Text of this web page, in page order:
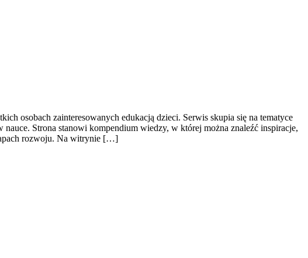
osobach zainteresowanych edukacją dzieci. Serwis skupia się na tematyce
Strona stanowi kompendium wiedzy, w której można znaleźć inspiracje,
rozwoju. Na witrynie […]